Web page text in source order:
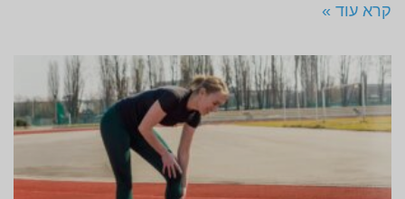
קרא עוד »